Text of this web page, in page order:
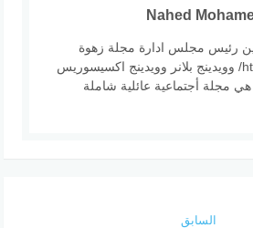
Nahed
رئيس مجلس ادارة مجلة زهوة
https://zahuaa.com/ وويدينج بلانر وويدينج اكسيسوريس
مجلة أجتماعية عائلية شاملة
السابق